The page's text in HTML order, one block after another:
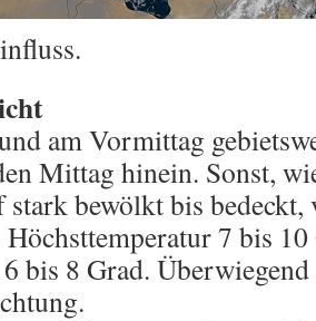
am Vormittag
Mittag hinein. Sonst,
stark bewölkt bis bedeckt,
7 bis
bis 8 Grad.